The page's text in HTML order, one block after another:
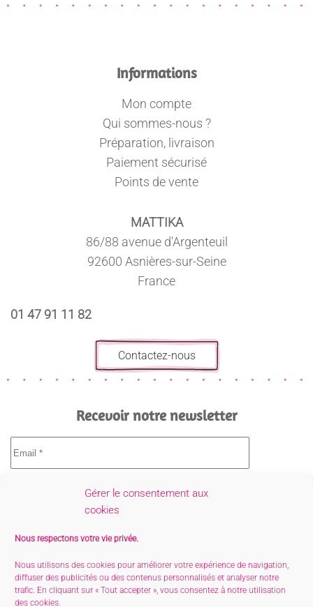
Gérer le consentement aux
cookies
Nous respectons votre vie privée.
Nous utilisons des cookies pour améliorer votre expérience de navigation,
diffuser des publicités ou des contenus personnalisés et analyser notre
trafic. En cliquant sur « Tout accepter », vous consentez à notre utilisation
des cookies.
Informations
Mon compte
Qui sommes-nous ?
Préparation, livraison
Paiement sécurisé
Points de vente
MATTIKA
86/88 avenue d'Argenteuil
92600 Asnières-sur-Seine
France
01 47 91 11 82
Contactez-nous
Recevoir notre newsletter